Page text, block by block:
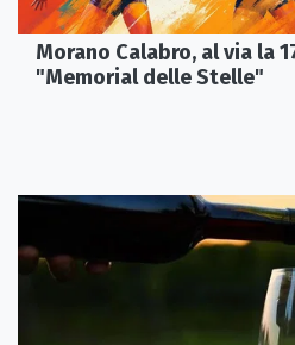
Morano Calabro, al via la
"Memorial delle Stelle"